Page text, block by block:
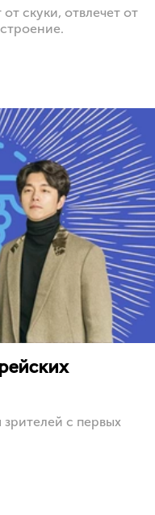
скуки, отвлечет от
с первых